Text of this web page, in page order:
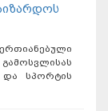
და სპორტის